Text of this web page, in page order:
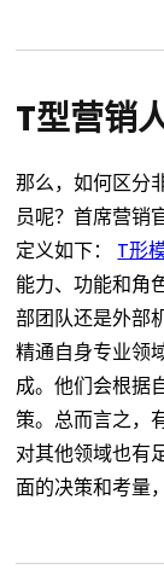
T型营销
那么，如何区分
员呢？首席营销
定义如下： T形
能力、功能和角
部团队还是外部
精通自身专业领
成。他们会根据
策。总而言之，
对其他领域也有
面的决策和考量